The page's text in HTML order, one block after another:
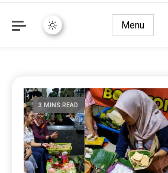
Menu
3 MINS READ